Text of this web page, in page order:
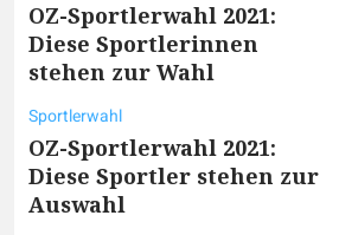
OZ-Sportlerwahl 2021:
Diese Sportlerinnen
stehen zur Wahl
Sportlerwahl
OZ-Sportlerwahl 2021:
Diese Sportler stehen zur
Auswahl